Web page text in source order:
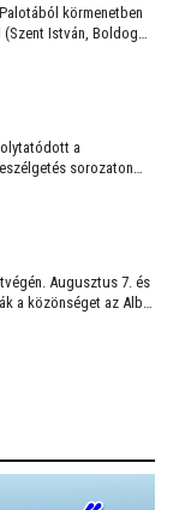
SZENTMISÉJE
körmenetben
(Szent István, Boldog
Az ereklyék
a
sorozaton
a Viktória Pódium
Augusztus 7. és
a közönséget az Alba
Dezső Vibratone